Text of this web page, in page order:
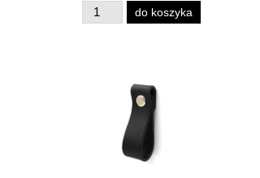
Gałka do mebli Kula pastelowa
intensywna niebieska mała
16,90 zł
do koszyka